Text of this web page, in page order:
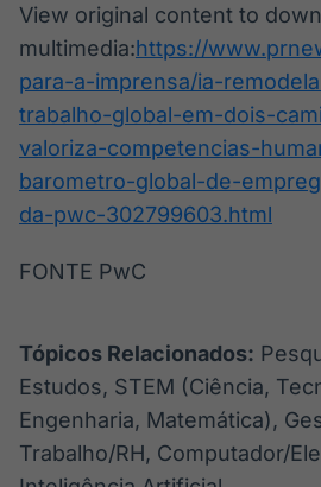
View original content to
multimedia:https://
para-a-imprensa/ia-
trabalho-global-em-dois-
valoriza-competencias-
barometro-global-de-
da-pwc-302799603.html
FONTE PwC
Tópicos Relacionados:
Estudos, STEM (Ciência,
Engenharia, Matemática),
Trabalho/RH, Computador/